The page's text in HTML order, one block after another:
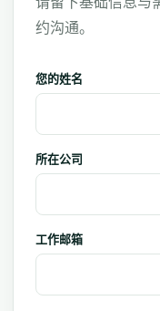
约沟通。
您的姓名
所在公司
工作邮箱